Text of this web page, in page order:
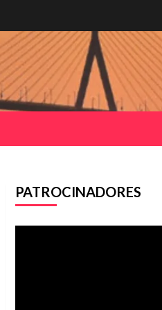
PATROCINADORES